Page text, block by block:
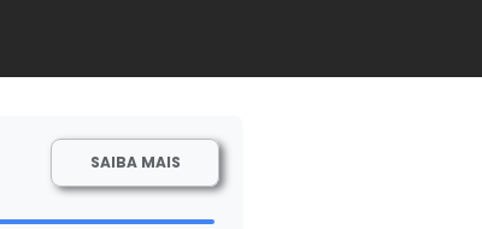
SAIBA MAIS